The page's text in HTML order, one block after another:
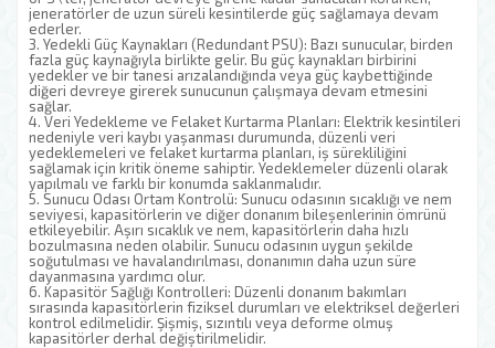
jeneratörler de uzun süreli kesintilerde güç sağlamaya devam
ederler.
3. Yedekli Güç Kaynakları (Redundant PSU): Bazı sunucular, birden
fazla güç kaynağıyla birlikte gelir. Bu güç kaynakları birbirini
yedekler ve bir tanesi arızalandığında veya güç kaybettiğinde
diğeri devreye girerek sunucunun çalışmaya devam etmesini
sağlar.
4. Veri Yedekleme ve Felaket Kurtarma Planları: Elektrik kesintileri
nedeniyle veri kaybı yaşanması durumunda, düzenli veri
yedeklemeleri ve felaket kurtarma planları, iş sürekliliğini
sağlamak için kritik öneme sahiptir. Yedeklemeler düzenli olarak
yapılmalı ve farklı bir konumda saklanmalıdır.
5. Sunucu Odası Ortam Kontrolü: Sunucu odasının sıcaklığı ve nem
seviyesi, kapasitörlerin ve diğer donanım bileşenlerinin ömrünü
etkileyebilir. Aşırı sıcaklık ve nem, kapasitörlerin daha hızlı
bozulmasına neden olabilir. Sunucu odasının uygun şekilde
soğutulması ve havalandırılması, donanımın daha uzun süre
dayanmasına yardımcı olur.
6. Kapasitör Sağlığı Kontrolleri: Düzenli donanım bakımları
sırasında kapasitörlerin fiziksel durumları ve elektriksel değerleri
kontrol edilmelidir. Şişmiş, sızıntılı veya deforme olmuş
kapasitörler derhal değiştirilmelidir.